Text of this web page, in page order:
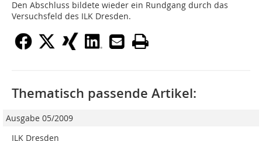
Den Abschluss bildete wieder ein Rundgang durch das
Versuchsfeld des ILK Dresden.
Thematisch passende Artikel:
Ausgabe 05/2009
ILK Dresden